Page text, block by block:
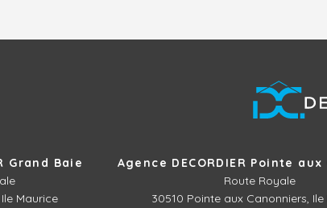
Grand Baie
Maurice
Agence DECORDIER Pointe
Route Royale
30510 Pointe aux Canonniers,